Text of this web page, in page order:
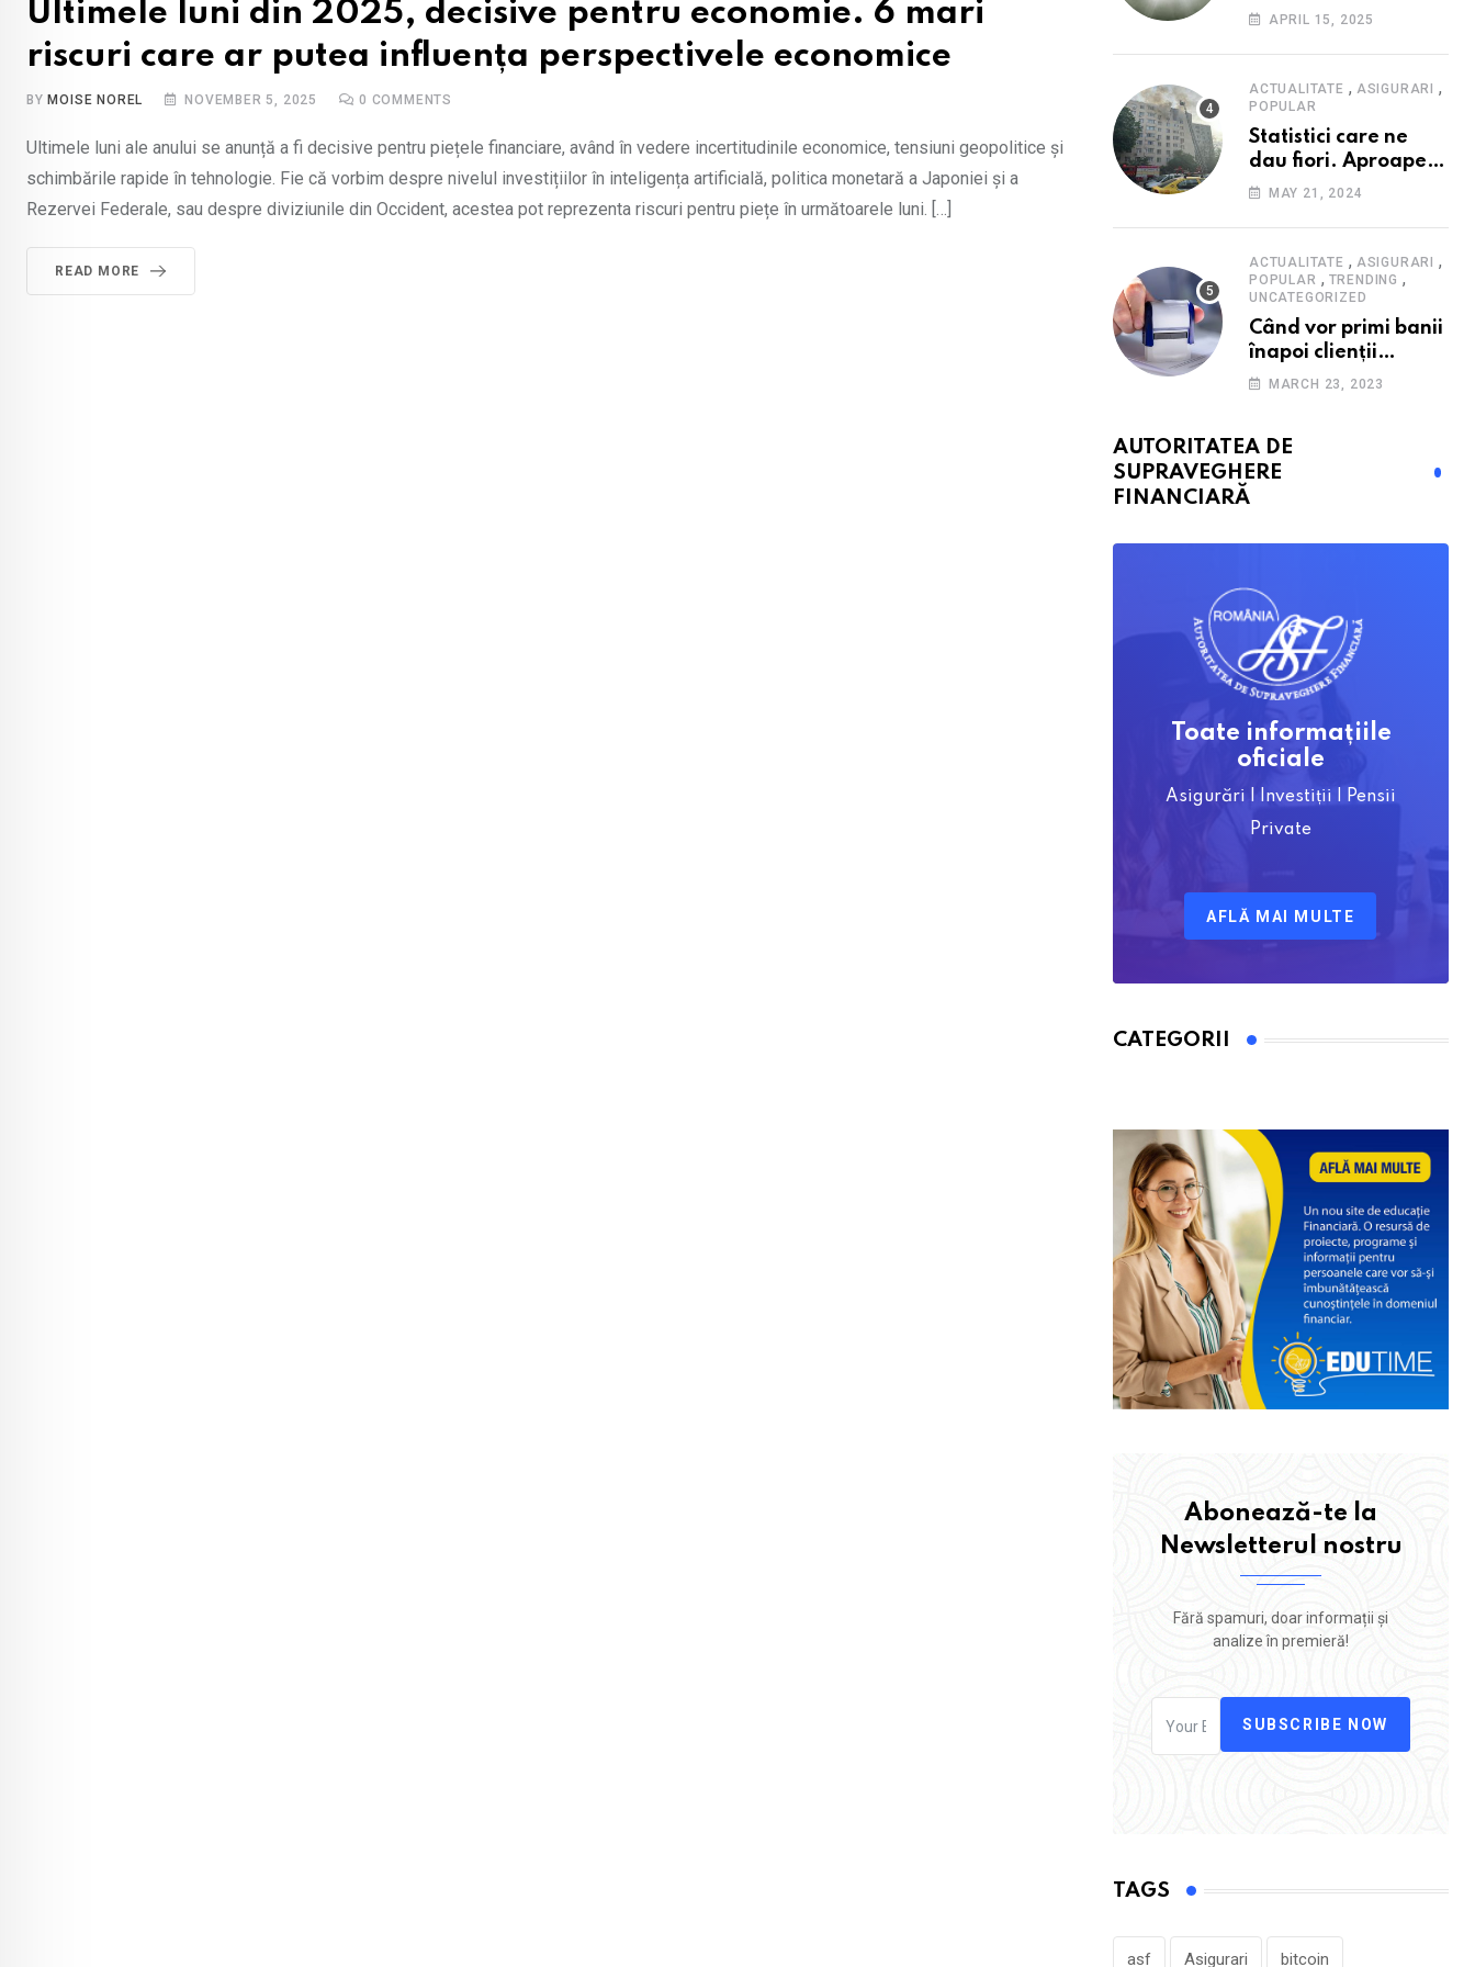
Ultimele luni din 2025, decisive pentru economie. 6 mari
riscuri care ar putea influența perspectivele economice
BY MOISE NOREL NOVEMBER 5, 2025 0 COMMENTS
Ultimele luni ale anului se anunță a fi decisive pentru piețele financiare, având în vedere incertitudinile economice, tensiuni geopolitice și
schimbările rapide în tehnologie. Fie că vorbim despre nivelul investițiilor în inteligența artificială, politica monetară a Japoniei și a
Rezervei Federale, sau despre diviziunile din Occident, acestea pot reprezenta riscuri pentru piețe în următoarele luni. […]
READ MORE
Consumatorii caută
scumpirilor, mai ales
la alimente
APRIL 15, 2025
ACTUALITATE , ASIGURARI ,
POPULAR
Statistici care ne
dau fiori. Aproape
20 de case ard zilnic
pagubele au
explodat. Cum te
poți proteja cu nici
40 de lei pe lună
MAY 21, 2024
ACTUALITATE , ASIGURARI ,
POPULAR , TRENDING ,
UNCATEGORIZED
Când vor primi banii
înapoi clienții
Euroins care
toate termenele
MARCH 23, 2023
AUTORITATEA DE
SUPRAVEGHERE
FINANCIARĂ
Toate informațiile
oficiale
Asigurări | Investiții | Pensii
Private
AFLĂ MAI MULTE
CATEGORII
Abonează-te la
Newsletterul nostru
Fără spamuri, doar informații și
analize în premieră!
SUBSCRIBE NOW
TAGS
asf Asigurari bitcoin